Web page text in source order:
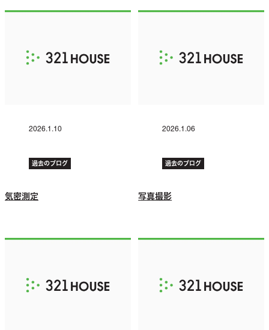
2026.1.10
過去のブログ
気密測定
2026.1.06
過去のブログ
写真撮影